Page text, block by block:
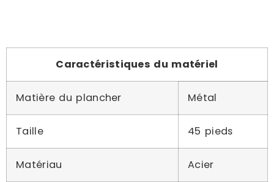
Caractéristiques du matériel
Matière du plancher Métal
Taille 45 pieds
Matériau Acier